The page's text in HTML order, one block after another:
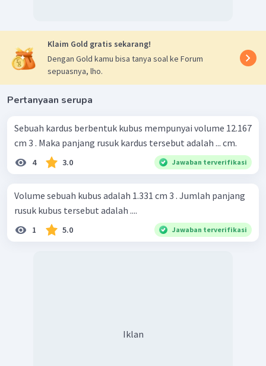
Klaim Gold gratis sekarang!
Dengan Gold kamu bisa tanya soal ke Forum
sepuasnya, lho.
Pertanyaan serupa
Sebuah kardus berbentuk kubus mempunyai volume 12.167
cm 3 . Maka panjang rusuk kardus tersebut adalah ... cm.
4 3.0 Jawaban terverifikasi
Volume sebuah kubus adalah 1.331 cm 3 . Jumlah panjang
rusuk kubus tersebut adalah ....
1 5.0 Jawaban terverifikasi
Iklan